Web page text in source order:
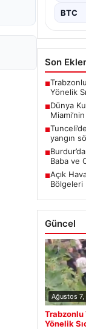
BTC
Son
■
Yönelik
■Dünya
■
yangın
■
Baba ve
■Açık
Bölgeleri
Güncel
Ağustos
Trabzonlu
Yönelik